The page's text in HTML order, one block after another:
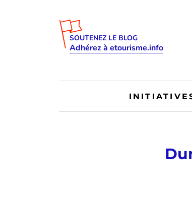
SOUTENEZ LE BLOG
Adhérez à etourisme.info